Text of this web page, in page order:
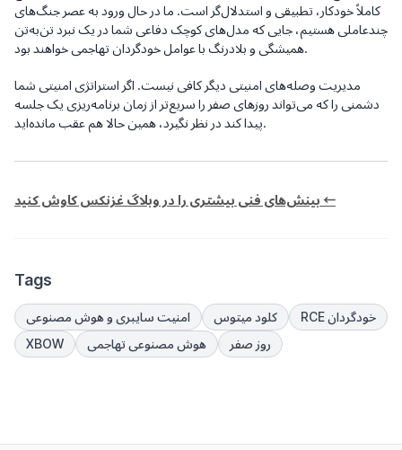
کاملاً خودکار، تطبیقی و استدلال‌گر است. ما در حال ورود به عصر جنگ‌های
چندعاملی هستیم، جایی که مدل‌های کوچک دفاعی شما در یک نبرد تن‌به‌تن
همیشگی و بلادرنگ با عوامل خودگردان تهاجمی خواهند بود.
مدیریت وصله‌های امنیتی دیگر کافی نیست. اگر استراتژی امنیتی شما
دشمنی را که می‌تواند روزهای صفر را سریع‌تر از زمان برنامه‌ریزی یک جلسه
پیدا کند در نظر نگیرد، همین حالا هم عقب مانده‌اید.
بینش‌های فنی بیشتری را در وبلاگ غزنکس کاوش کنید ←
Tags
امنیت سایبری و هوش مصنوعی کلود میتوس
RCE خودگردان
XBOW
هوش مصنوعی تهاجمی روز صفر